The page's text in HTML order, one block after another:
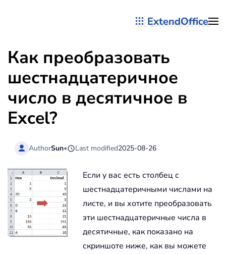
ExtendOffice
Как преобразовать
шестнадцатеричное
число в десятичное в
Excel?
AuthorSun• Last modified2025-08-26
Если у вас есть столбец с
шестнадцатеричными числами на
листе, и вы хотите преобразовать
эти шестнадцатеричные числа в
десятичные, как показано на
скриншоте ниже, как вы можете